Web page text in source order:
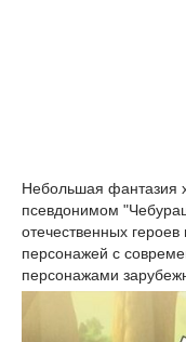
Небольшая фантазия
псевдонимом
отечественных
персонажей с
персонажами